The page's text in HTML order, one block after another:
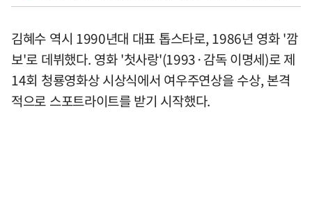
김혜수 역시 1990년대 대표 톱스타로, 1986년 영화 '깜
보'로 데뷔했다. 영화 '첫사랑'(1993·감독 이명세)로 제
14회 청룡영화상 시상식에서 여우주연상을 수상, 본격
적으로 스포트라이트를 받기 시작했다.